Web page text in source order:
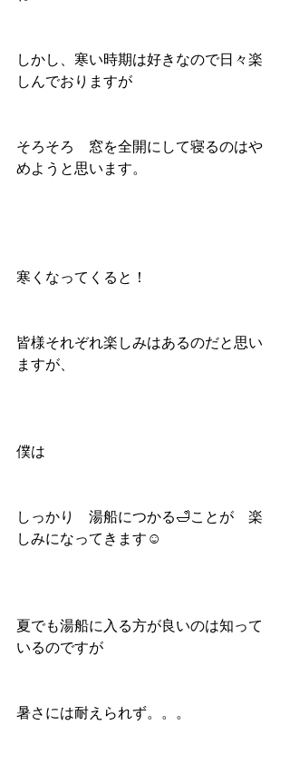
しかし、寒い時期は好きなので日々楽
しんでおりますが
そろそろ　窓を全開にして寝るのはや
めようと思います。
寒くなってくると！
皆様それぞれ楽しみはあるのだと思い
ますが、
僕は
しっかり　湯船につかる🛁ことが　楽
しみになってきます☺️
夏でも湯船に入る方が良いのは知って
いるのですが
暑さには耐えられず。。。